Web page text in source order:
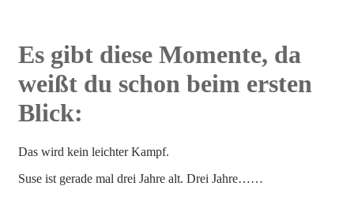
Es gibt diese Momente, da
weißt du schon beim ersten
Blick:
Das wird kein leichter Kampf.
Suse ist gerade mal drei Jahre alt. Drei Jahre……